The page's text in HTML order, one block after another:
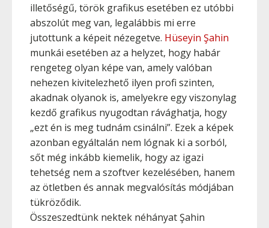
illetőségű, török grafikus esetében ez utóbbi
abszolút meg van, legalábbis mi erre
jutottunk a képeit nézegetve. Hüseyin Şahin
munkái esetében az a helyzet, hogy habár
rengeteg olyan képe van, amely valóban
nehezen kivitelezhető ilyen profi szinten,
akadnak olyanok is, amelyekre egy viszonylag
kezdő grafikus nyugodtan rávághatja, hogy
„ezt én is meg tudnám csinálni”. Ezek a képek
azonban egyáltalán nem lógnak ki a sorból,
sőt még inkább kiemelik, hogy az igazi
tehetség nem a szoftver kezelésében, hanem
az ötletben és annak megvalósítás módjában
tükröződik.
Összeszedtünk nektek néhányat Şahin